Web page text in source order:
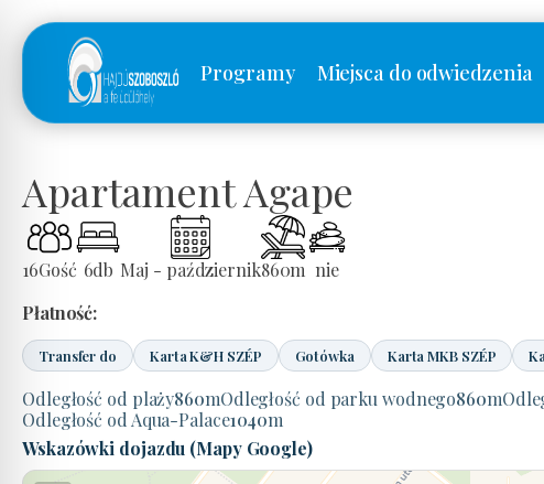
Programy Miejsca do odwiedzenia
Apartament Agape
16Gość 6db Maj - październik860m nie
Płatność:
Transfer do Karta K&H SZÉP Gotówka Karta MKB SZÉP
Odległość od plaży860mOdległość od parku wodnego860m
Odległość od Aqua-Palace1040m
Wskazówki dojazdu (Mapy Google)